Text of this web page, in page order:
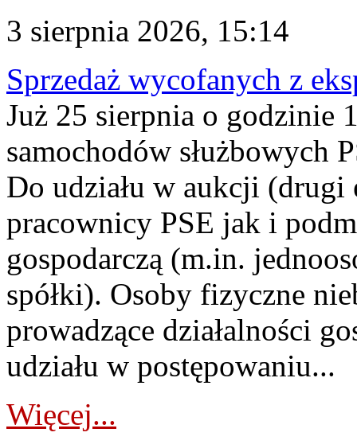
3 sierpnia 2026, 15:14
Sprzedaż wycofanych z
Już 25 sierpnia o godzinie
samochodów służbowych
Do udziału w aukcji (drugi
pracownicy PSE jak i
gospodarczą (m.in.
spółki). Osoby fizyczne
prowadzące działalności
udziału w postępowaniu...
Więcej...